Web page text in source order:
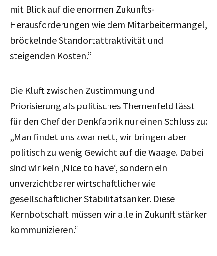
mit Blick auf die enormen Zukunfts-
Herausforderungen wie dem Mitarbeitermangel,
bröckelnde Standortattraktivität und
steigenden Kosten.“
Die Kluft zwischen Zustimmung und
Priorisierung als politisches Themenfeld lässt
für den Chef der Denkfabrik nur einen Schluss zu:
„Man findet uns zwar nett, wir bringen aber
politisch zu wenig Gewicht auf die Waage. Dabei
sind wir kein ‚Nice to have‘, sondern ein
unverzichtbarer wirtschaftlicher wie
gesellschaftlicher Stabilitätsanker. Diese
Kernbotschaft müssen wir alle in Zukunft stärker
kommunizieren.“